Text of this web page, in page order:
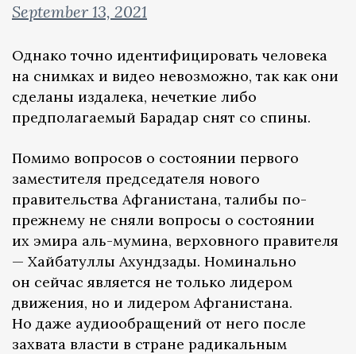
September 13, 2021
Однако точно идентифицировать человека
на снимках и видео невозможно, так как они
сделаны издалека, нечеткие либо
предполагаемый Барадар снят со спины.
Помимо вопросов о состоянии первого
заместителя председателя нового
правительства Афганистана, талибы по-
прежнему не сняли вопросы о состоянии
их эмира аль-мумина, верховного правителя
— Хайбатуллы Ахундзады. Номинально
он сейчас является не только лидером
движения, но и лидером Афганистана.
Но даже аудиообращений от него после
захвата власти в стране радикальным